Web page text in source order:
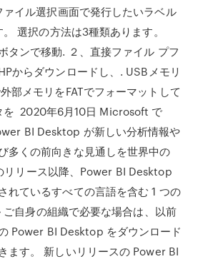
ァイル選択画面で発行したいラベル
選択の方法は3種類あります。
タンで移動. ２、直接ファイル プフ
からダウンロードし、. USBメモリ
部メモリをFATでフォーマットして
を 2020年6月10日 Microsoft で
BI Desktop が新しい分析情報や
多くの前向きな見通しを世界中の
リリース以降、Power BI Desktop
れているすべての言語を含む 1 つの
自身の組織で必要な場合は、以前
Power BI Desktop をダウンロード
ます。 新しいリリースの Power BI